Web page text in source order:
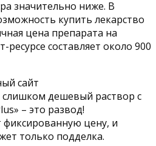
значительно ниже. В
купить лекарство
цена препарата на
составляет около 900
сайт
дешевый раствор с
– это развод!
цену, и
только подделка.